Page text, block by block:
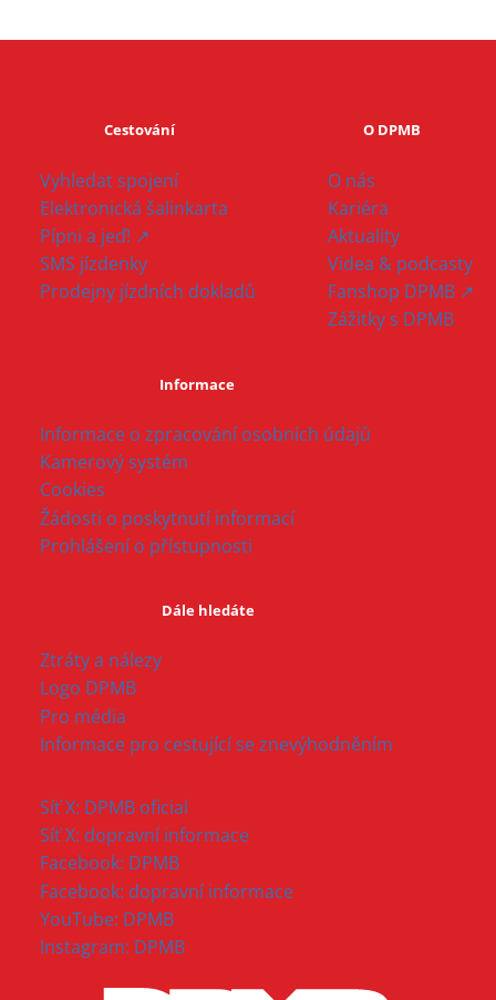
Cestování
Vyhledat spojení
Elektronická šalinkarta
Pípni a jeď! ↗
SMS jízdenky
Prodejny jízdních dokladů
O DPMB
O nás
Kariéra
Aktuality
Videa & podcasty
Fanshop DPMB ↗
Zážitky s DPMB
Informace
Informace o zpracování osobních údajů
Kamerový systém
Cookies
Žádosti o poskytnutí informací
Prohlášení o přístupnosti
Dále hledáte
Ztráty a nálezy
Logo DPMB
Pro média
Informace pro cestující se znevýhodněním
Síť X: DPMB oficial
Síť X: dopravní informace
Facebook: DPMB
Facebook: dopravní informace
YouTube: DPMB
Instagram: DPMB